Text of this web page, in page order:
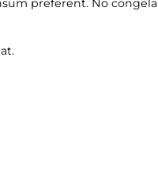
preferent. No